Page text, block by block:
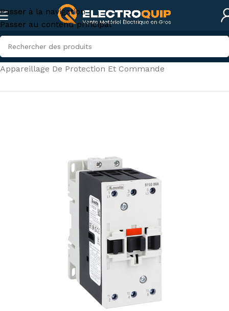
Passer à la navigation
Passer au contenu principal
Accueil/Électricité industrielle/
Appareillage De Protection Et Commande